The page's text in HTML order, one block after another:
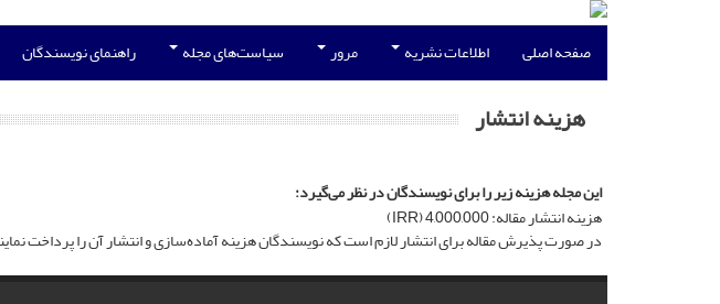
صفحه اصلی اطلاعات نشریه مرور سیاست‌های مجله راهنمای نویسندگان
هزینه انتشار
این مجله هزینه‌ زیر را برای نویسندگان در نظر می‌گیرد:
هزینه انتشار مقاله: 4,000,000 (IRR)
در صورت پذیرش مقاله برای انتشار لازم است که نویسندگان هزینه آماده‌سازی و انتشار آن را پرداخت